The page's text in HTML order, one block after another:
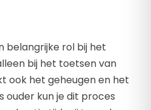
belangrijke rol bij het
bij het toetsen van
ook het geheugen en het
ouder kun je dit proces